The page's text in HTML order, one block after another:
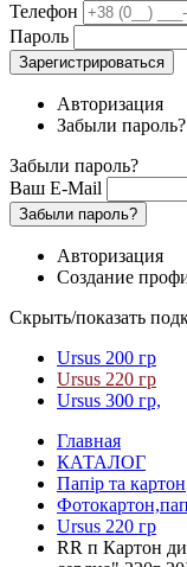
Телефон
Пароль
Зарегистрироваться
Авторизация
Забыли пароль?
Забыли пароль?
Ваш E-Mail
Забыли пароль?
Авторизация
Создание
Скрыть/показать
Ursus 200 гр
Ursus 220 гр
Ursus 300 гр,
Главная
КАТАЛОГ
Папір та картон
Ursus 220 гр
RR п Картон